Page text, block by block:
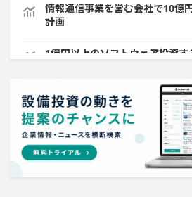
情報通信事業を営む会社で10億
計画
1億円以上のソフトウェア投資
直近3か月以内に完成プロジェク
1000億円以上投資する設備新設
直近3か月以内に着手する設備